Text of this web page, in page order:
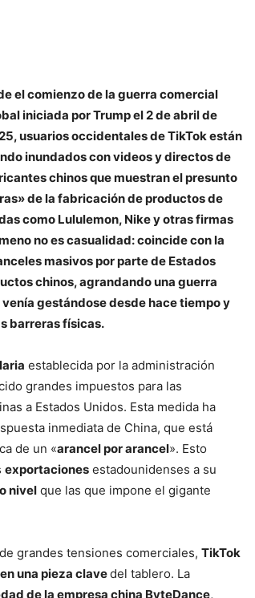
el comienzo de la guerra comercial
iniciada por Trump el 2 de abril de
usuarios occidentales de TikTok están
inundados con videos y directos de
chinos que muestran el presunto
de la fabricación de productos de
como Lululemon, Nike y otras firmas
no es casualidad: coincide con la
masivos por parte de Estados
chinos, agrandando una guerra
gestándose desde hace tiempo y
barreras físicas.
establecida por la administración
grandes impuestos para las
a Estados Unidos. Esta medida ha
inmediata de China, que está
de un «arancel por arancel». Esto
exportaciones estadounidenses a su
nivel que las que impone el gigante
grandes tensiones comerciales,TikTok
una pieza clavedel tablero. La
de la empresa china ByteDance,